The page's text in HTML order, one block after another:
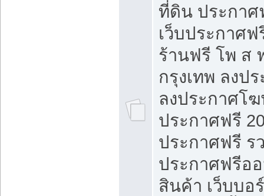
ที่ดิน ประกา
เว็บประกาศ
ร้านฟรี โพ ส
กรุงเทพ ลงป
ลงประกาศโ
ประกาศฟรี
ประกาศฟรี ร
ประกาศฟรีอ
สินค้า เว็บบอ